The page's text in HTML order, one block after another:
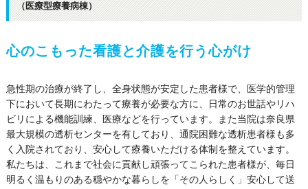
（医療型療養病棟）
心のこもった看護と介護を行う心がけ
急性期の治療が終了し、全身状態が安定した患者様で、医学的管理
下において長期にわたって療養が必要な方に、日常のお世話やリハ
ビリによる機能訓練、医療などを行っています。また当院は奈良県
最大規模の透析センターを有しており、通院困難な透析患者様も多
く入院されており、安心して療養いただける体制を整えています。
私たちは、これまで社会に貢献し頑張ってこられた患者様が、毎日
明るく温もりのある穏やかな暮らしを「その人らしく」安心して送